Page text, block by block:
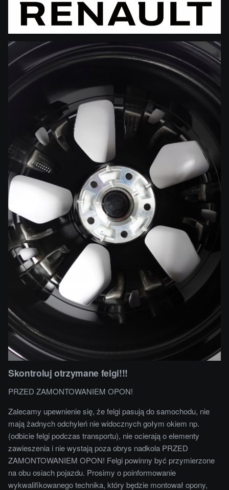
Skontroluj otrzymane felgi!!!
PRZED ZAMONTOWANIEM OPON!
Zalecamy upewnienie się, że felgi pasują do samochodu, nie
mają żadnych odchyleń nie widocznych gołym okiem np.
(odbicie felgi podczas transportu), nie ocierają o elementy
zawieszenia i nie wystają poza obrys nadkola PRZED
ZAMONTOWANIEM OPON! Felgi powinny być przymierzone
na obu osiach pojazdu. Prosimy o poinformowanie
wykwalifikowanego technika, który będzie montował opony,